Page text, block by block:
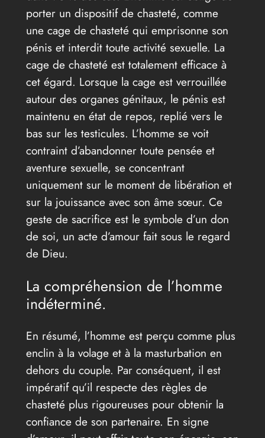
porter un dispositif de chasteté, comme
une cage de chasteté qui emprisonne son
pénis et interdit toute activité sexuelle. La
cage de chasteté est totalement efficace à
cet égard. Lorsque la cage est verrouillée
autour des organes génitaux, le pénis est
maintenu en état de repos, replié vers le
bas sur les testicules. L’homme se voit
contraint d’abandonner toute pensée et
aventure sexuelle, se concentrant
uniquement sur le moment de libération et
sur la jouissance avec son âme sœur. Ce
geste de sacrifice est le symbole d’un don
de soi, un acte d’amour fait sous le regard
de Dieu.
La compréhension de l’homme
indéterminé.
En résumé, l’homme est perçu comme plus
enclin à la volage et à la masturbation en
dehors du couple. Par conséquent, il est
impératif qu’il respecte des règles de
chasteté plus rigoureuses pour obtenir la
confiance de son partenaire. En signe